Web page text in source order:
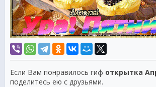
Если Вам понравилось гиф открытка
поделитесь ею с друзьями.